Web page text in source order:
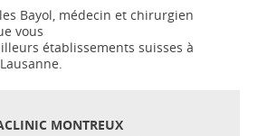
Bayol, médecin et chirurgien
vous
établissements suisses à
MONTREUX